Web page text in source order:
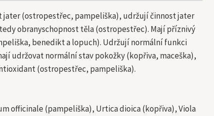
(ostropestřec, pampeliška), udržují činnost jater
obranyschopnost těla (ostropestřec). Mají příznivý
benedikt a lopuch). Udržují normální funkci
udržovat normální stav pokožky (kopřiva, maceška),
(ostropestřec, pampeliška).
officinale (pampeliška), Urtica dioica (kopřiva), Viola